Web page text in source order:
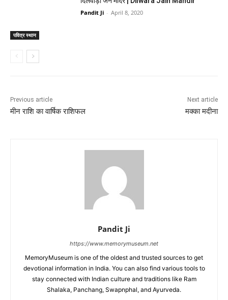
पवित्र स्थान
Pandit Ji - April 8, 2020
Previous article
मीन राशि का वार्षिक राशिफल
Next article
मक्का मदीना
Pandit Ji
https://www.memorymuseum.net
MemoryMuseum is one of the oldest and trusted sources to get
devotional information in India. You can also find various tools to
stay connected with Indian culture and traditions like Ram
Shalaka, Panchang, Swapnphal, and Ayurveda.